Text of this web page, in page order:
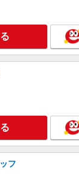
■敷地内に駐車場あ
フ株式会社 上信コ
高時給1450円！］
時給1450円
長野県長野市／最
敷地内に駐車場あ
フ